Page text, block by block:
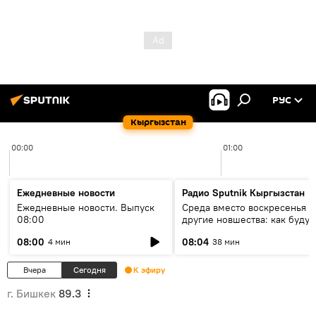
Кыргызстан
РУС
00:00 01:00
Ежедневные новости
Ежедневные новости. Выпуск
08:00
08:00 4 мин
Радио Sputnik Кыргызстан
Среда вместо воскресенья и
другие новшества: как будут
08:04 38 мин
Вчера Сегодня К эфиру
г. Бишкек 89.3